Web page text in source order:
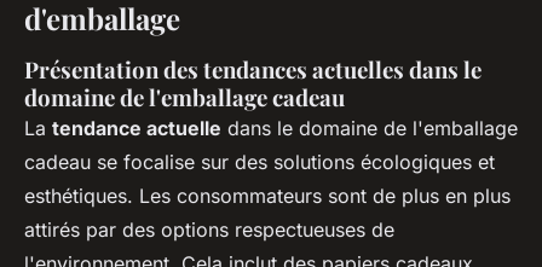
d'emballage
Présentation des tendances actuelles dans le
domaine de l'emballage cadeau
La tendance actuelle dans le domaine de l'emballage
cadeau se focalise sur des solutions écologiques et
esthétiques. Les consommateurs sont de plus en plus
attirés par des options respectueuses de